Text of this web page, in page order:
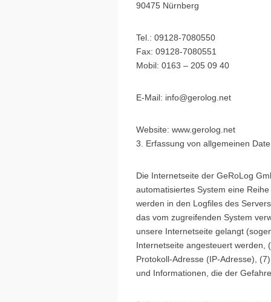
90475 Nürnberg
Tel.: 09128-7080550
Fax: 09128-7080551
Mobil: 0163 – 205 09 40
E-Mail: info@gerolog.net
Website: www.gerolog.net
3. Erfassung von allgemeinen
Die Internetseite der GeRoLog
automatisiertes System eine
werden in den Logfiles des
das vom zugreifenden System
unsere Internetseite gelangt
Internetseite angesteuert werden,
Protokoll-Adresse (IP-Adresse),
und Informationen, die der